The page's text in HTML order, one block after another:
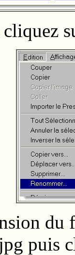
cliquez
puis